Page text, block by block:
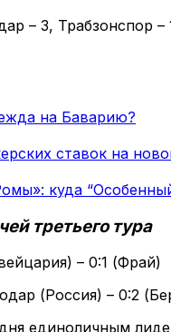
– 3, Трабзонспор –
на Баварию?
ставок на
куда
третьего тура
– 0:1 (Фрай)
(Россия) – 0:2
единоличным